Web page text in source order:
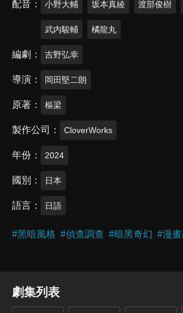
配音 小野大輔 坂本真綾 渡部俊樹
武内駿輔 橘龍丸
編劇 吉野弘幸
導演 岡田堅二朗
原著 樞梁
製作公司 CloverWorks
年份 2024
國別 日本
語言 日語
#黑暗風格 #偵查調查 #暗黑奇幻 #漫
劇集列表